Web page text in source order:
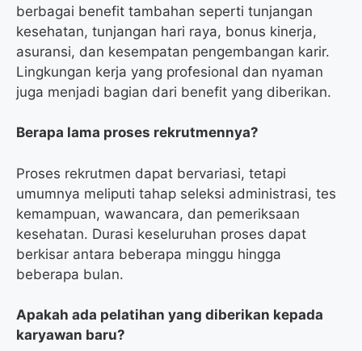
berbagai benefit tambahan seperti tunjangan
kesehatan, tunjangan hari raya, bonus kinerja,
asuransi, dan kesempatan pengembangan karir.
Lingkungan kerja yang profesional dan nyaman
juga menjadi bagian dari benefit yang diberikan.
Berapa lama proses rekrutmennya?
Proses rekrutmen dapat bervariasi, tetapi
umumnya meliputi tahap seleksi administrasi, tes
kemampuan, wawancara, dan pemeriksaan
kesehatan. Durasi keseluruhan proses dapat
berkisar antara beberapa minggu hingga
beberapa bulan.
Apakah ada pelatihan yang diberikan kepada
karyawan baru?